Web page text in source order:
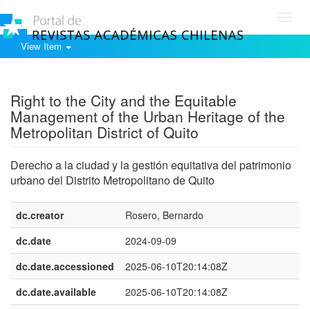
View Item
Right to the City and the Equitable
Management of the Urban Heritage of the
Metropolitan District of Quito
Derecho a la ciudad y la gestión equitativa del patrimonio
urbano del Distrito Metropolitano de Quito
dc.creator
Rosero, Bernardo
dc.date
2024-09-09
dc.date.accessioned
2025-06-10T20:14:08Z
dc.date.available
2025-06-10T20:14:08Z